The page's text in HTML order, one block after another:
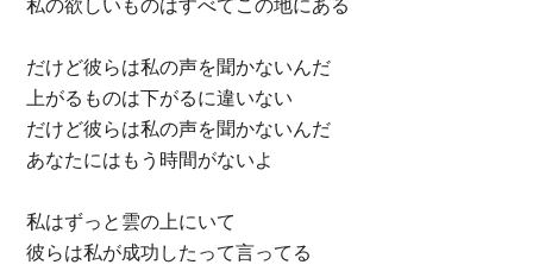
私の欲しいものはすべてこの地にある
だけど彼らは私の声を聞かないんだ
上がるものは下がるに違いない
だけど彼らは私の声を聞かないんだ
あなたにはもう時間がないよ
私はずっと雲の上にいて
彼らは私が成功したって言ってる